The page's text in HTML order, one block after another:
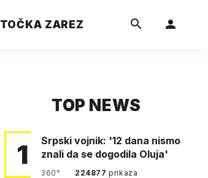
TOČKA ZAREZ
TOP NEWS
1
Srpski vojnik: '12 dana nismo
znali da se dogodila Oluja'
360° 224877prikaza